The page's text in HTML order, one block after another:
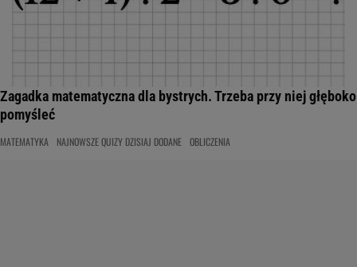
Zagadka matematyczna dla bystrych. Trzeba przy niej głęboko
pomyśleć
MATEMATYKA NAJNOWSZE QUIZY DZISIAJ DODANE OBLICZENIA